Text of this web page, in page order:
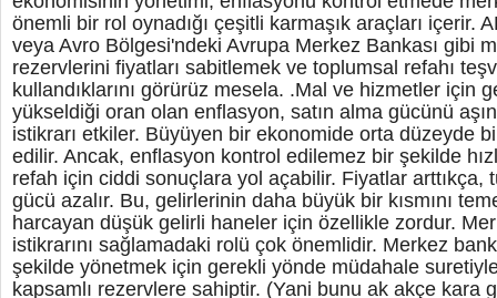
önemli bir rol oynadığı çeşitli karmaşık araçları içerir.
veya Avro Bölgesi'ndeki Avrupa Merkez Bankası gibi
rezervlerini fiyatları sabitlemek ve toplumsal refahı
kullandıklarını görürüz mesela. .Mal ve hizmetler için
yükseldiği oran olan enflasyon, satın alma gücünü
istikrarı etkiler. Büyüyen bir ekonomide orta düzeyde
edilir. Ancak, enflasyon kontrol edilemez bir şekilde
refah için ciddi sonuçlara yol açabilir. Fiyatlar arttıkça,
gücü azalır. Bu, gelirlerinin daha büyük bir kısmını
harcayan düşük gelirli haneler için özellikle zordur.
istikrarını sağlamadaki rolü çok önemlidir. Merkez
şekilde yönetmek için gerekli yönde müdahale
kapsamlı rezervlere sahiptir. (Yani bunu ak akçe kara